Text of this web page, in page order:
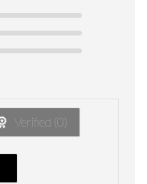
Verified (0)